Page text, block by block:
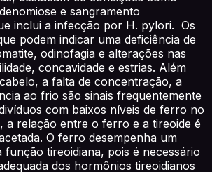
e sangramento
inclui a infecção por H. pylori. Os
podem indicar uma deficiência de
odinofagia e alterações nas
concavidade e estrias. Além
a falta de concentração, a
ao frio são sinais frequentemente
com baixos níveis de ferro no
a relação entre o ferro e a tireoide é
O ferro desempenha um
função tireoidiana, pois é necessário
dos hormônios tireoidianos